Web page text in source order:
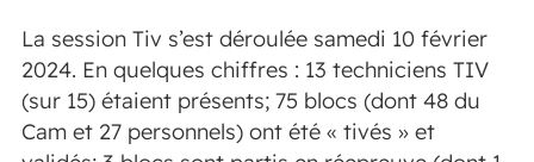
La session Tiv s’est déroulée samedi 10 février
2024. En quelques chiffres : 13 techniciens TIV
(sur 15) étaient présents; 75 blocs (dont 48 du
Cam et 27 personnels) ont été « tivés » et